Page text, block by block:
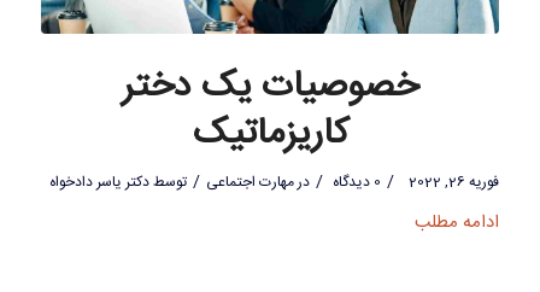
خصوصیات یک دختر
کاریزماتیک
فوریه 26, 2022 / 0 دیدگاه / درمهارت اجتماعی / توسطدکتر یاسر دادخواه
ادامه مطلب